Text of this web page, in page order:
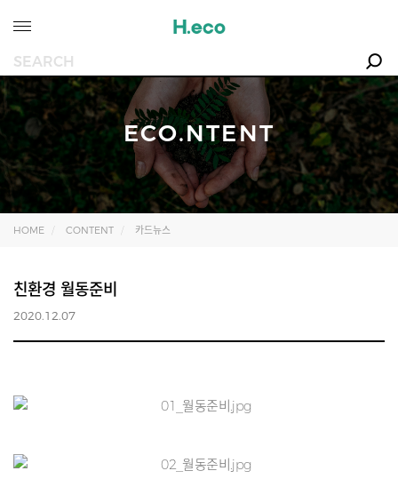
ECO.NTENT
HOME CONTENT 카드뉴스
친환경 월동준비
2020.12.07